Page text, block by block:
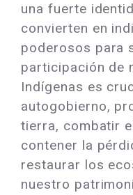
una fuerte
convierten en
poderosos para
participación de
Indígenas es
autogobierno,
tierra, combatir
contener la
restaurar los
nuestro